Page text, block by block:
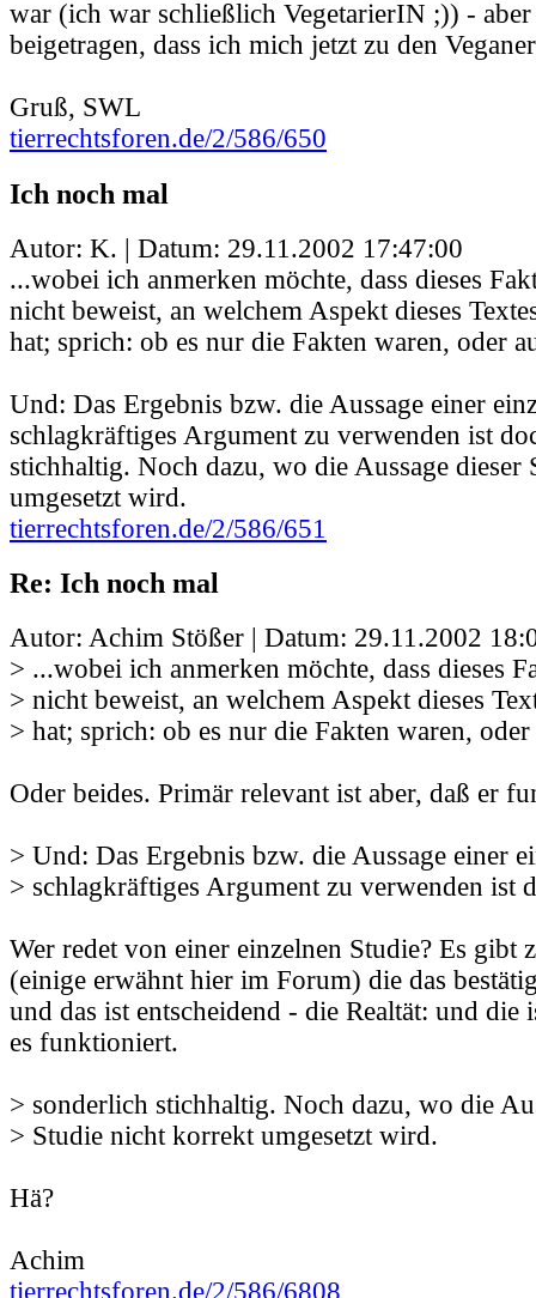
war (ich war schließlich VegetarierIN ;)) - aber
beigetragen, dass ich mich jetzt zu den
Gruß, SWL
tierrechtsforen.de/2/586/650
Ich noch mal
Autor: K. | Datum: 29.11.2002 17:47:00
...wobei ich anmerken möchte, dass dieses
nicht beweist, an welchem Aspekt dieses
hat; sprich: ob es nur die Fakten waren, oder
Und: Das Ergebnis bzw. die Aussage einer
schlagkräftiges Argument zu verwenden ist
stichhaltig. Noch dazu, wo die Aussage
umgesetzt wird.
tierrechtsforen.de/2/586/651
Re: Ich noch mal
Autor: Achim Stößer | Datum: 29.11.2002
> ...wobei ich anmerken möchte, dass dieses
> nicht beweist, an welchem Aspekt dieses
> hat; sprich: ob es nur die Fakten waren,
Oder beides. Primär relevant ist aber, daß er
> Und: Das Ergebnis bzw. die Aussage einer
> schlagkräftiges Argument zu verwenden ist
Wer redet von einer einzelnen Studie? Es gibt
(einige erwähnt hier im Forum) die das
und das ist entscheidend - die Realtät: und die
es funktioniert.
> sonderlich stichhaltig. Noch dazu, wo die
> Studie nicht korrekt umgesetzt wird.
Hä?
Achim
tierrechtsforen.de/2/586/6808